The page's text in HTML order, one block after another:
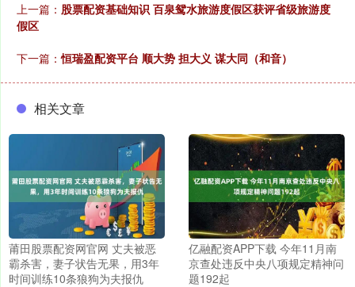
上一篇： 股票配资基础知识 百泉鸳水旅游度假区获评省级旅游度
假区
下一篇：恒瑞盈配资平台 顺大势 担大义 谋大同（和音）
相关文章
莆田股票配资网官网 丈夫被恶
霸杀害，妻子状告无果，用3年
时间训练10条狼狗为夫报仇
亿融配资APP下载 今年11月南
京查处违反中央八项规定精神问
题192起